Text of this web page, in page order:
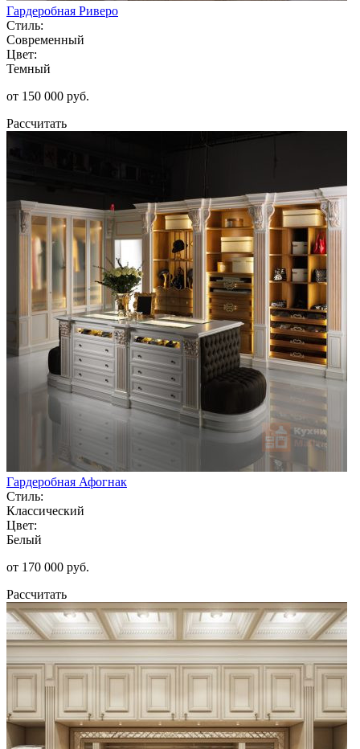
Гардеробная Риверо
Стиль:
Современный
Цвет:
Темный
от 150 000 руб.
Рассчитать
Гардеробная Афогнак
Стиль:
Классический
Цвет:
Белый
от 170 000 руб.
Рассчитать